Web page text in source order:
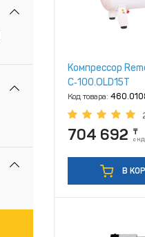
Компрессор
С‑100.OLD15Т
Код товара:
704 692 ₸
с
В